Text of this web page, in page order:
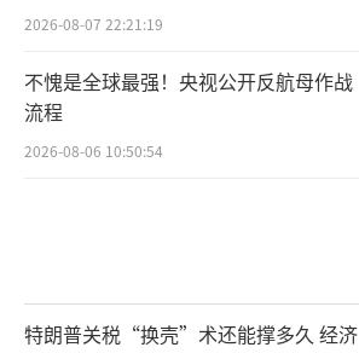
2026-08-07 22:21:19
不愧是全球最强！央视公开反航母作战
流程
2026-08-06 10:50:54
特朗普关税“换壳”术还能撑多久 经济